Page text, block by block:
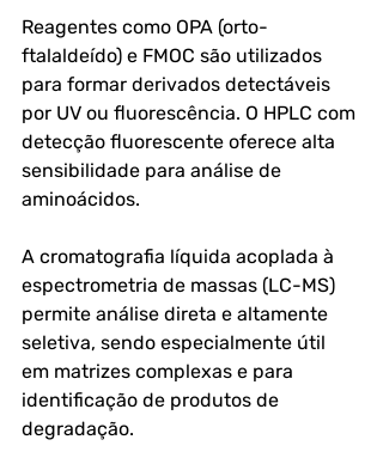
Reagentes como OPA (orto-
ftalaldeído) e FMOC são utilizados
para formar derivados detectáveis
por UV ou fluorescência. O HPLC com
detecção fluorescente oferece alta
sensibilidade para análise de
aminoácidos.
A cromatografia líquida acoplada à
espectrometria de massas (LC-MS)
permite análise direta e altamente
seletiva, sendo especialmente útil
em matrizes complexas e para
identificação de produtos de
degradação.